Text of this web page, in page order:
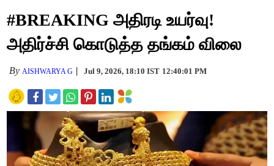
#BREAKING அதிரடி உயர்வு!
அதிர்ச்சி கொடுத்த தங்கம் விலை
By AISHWARYA G Jul 9, 2026, 18:10 IST 12:40:01 PM